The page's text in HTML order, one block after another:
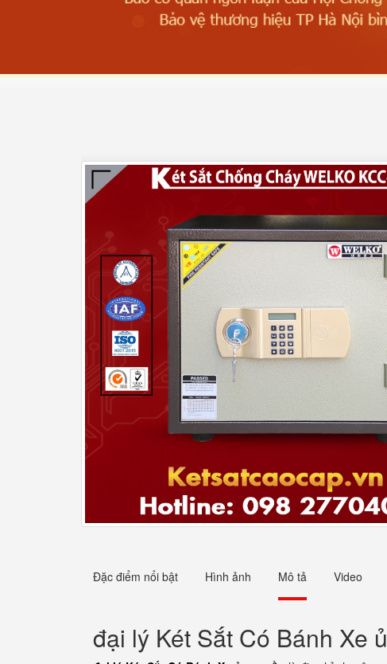
Đặc điểm nổi bật Hình ảnh Mô tả Video
đại lý Két Sắt Có Bánh Xe